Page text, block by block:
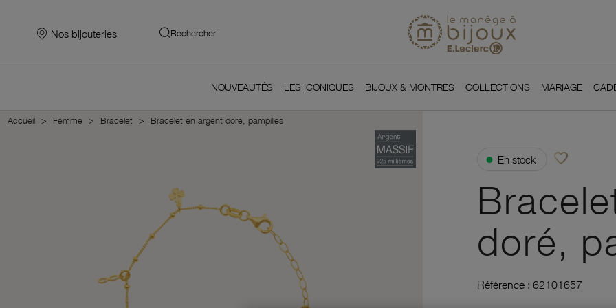
Nos bijouteries Rechercher
NOUVEAUTÉS LES ICONIQUES BIJOUX & MONTRES COLLECTIONS MARIAGE
Accueil Femme Bracelet Bracelet en argent doré, pampilles
● En stock favorite_borderAjouter à vos
doré,
Référence : 62101657